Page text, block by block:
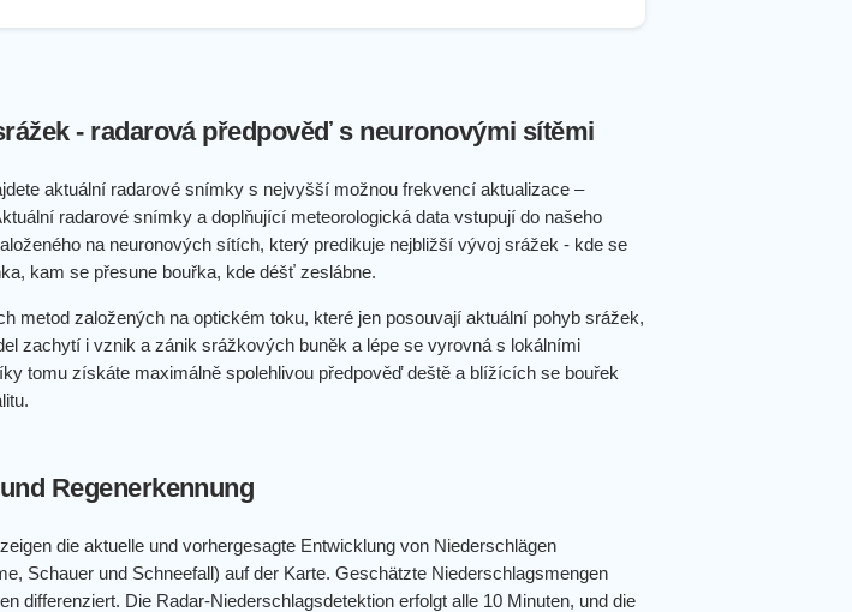
- radarová předpověď s neuronovými sítěmi
aktuální radarové snímky s nejvyšší možnou frekvencí aktualizace –
radarové snímky a doplňující meteorologická data vstupují do našeho
na neuronových sítích, který predikuje nejbližší vývoj srážek - kde se
kam se přesune bouřka, kde déšť zeslábne.
metod založených na optickém toku, které jen posouvají aktuální pohyb srážek,
zachytí i vznik a zánik srážkových buněk a lépe se vyrovná s lokálními
tomu získáte maximálně spolehlivou předpověď deště a blížících se bouřek
Regenerkennung
die aktuelle und vorhergesagte Entwicklung von Niederschlägen
Schauer und Schneefall) auf der Karte. Geschätzte Niederschlagsmengen
differenziert. Die Radar-Niederschlagsdetektion erfolgt alle 10 Minuten, und die